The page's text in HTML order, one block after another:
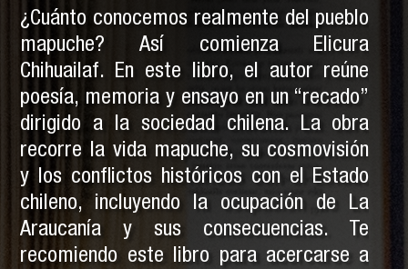
¿Cuánto conocemos realmente del pueblo
mapuche? Así comienza Elicura
Chihuailaf. En este libro, el autor reúne
poesía, memoria y ensayo en un “recado”
dirigido a la sociedad chilena. La obra
recorre la vida mapuche, su cosmovisión
y los conflictos históricos con el Estado
chileno, incluyendo la ocupación de La
Araucanía y sus consecuencias. Te
recomiendo este libro para acercarse a